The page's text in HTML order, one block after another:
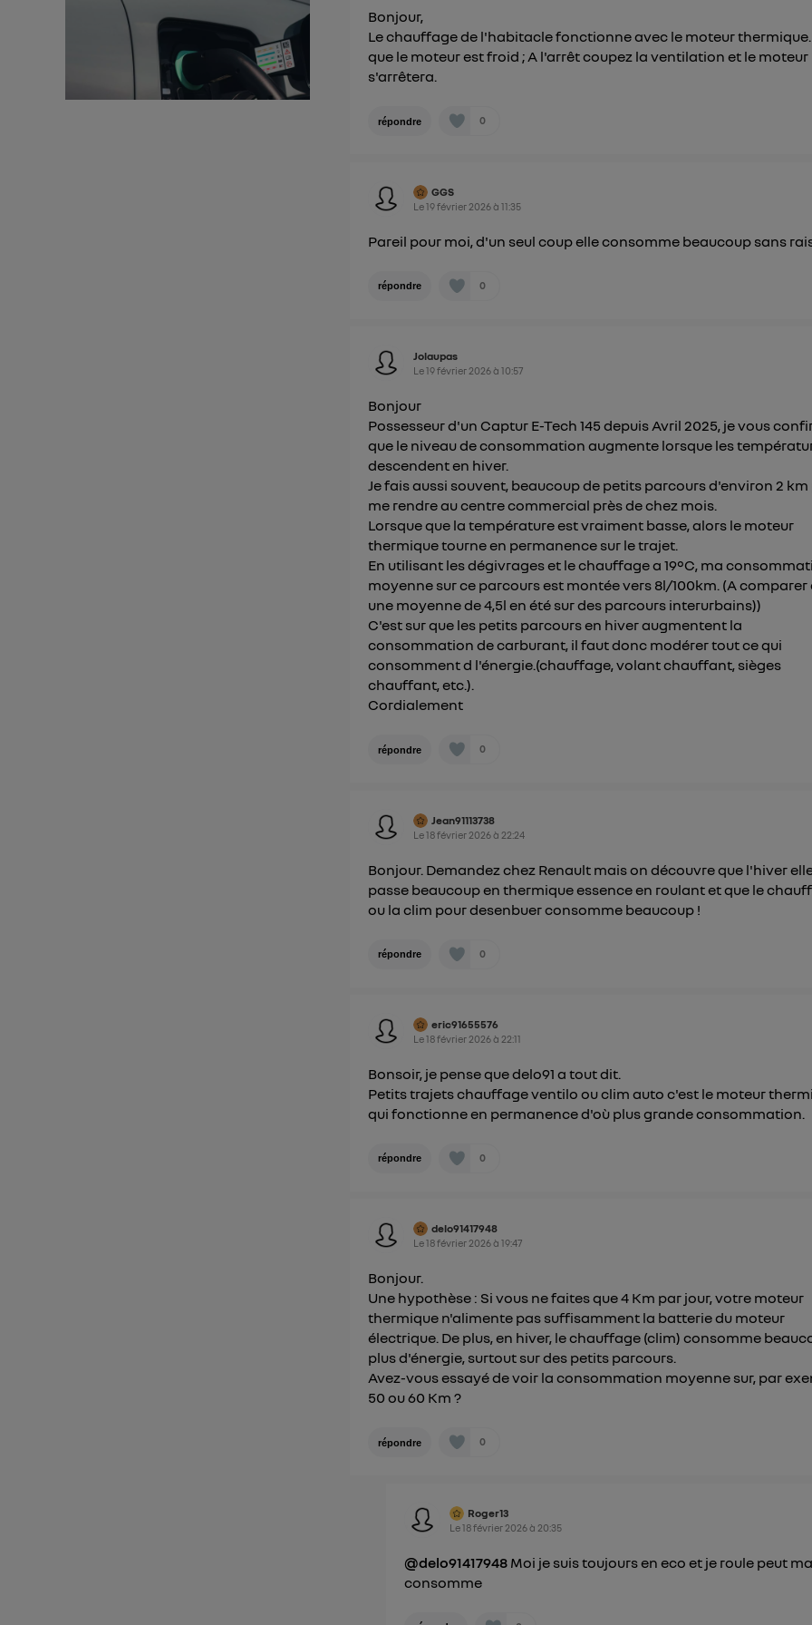
Bonjour,
Le chauffage de l'habitacle fonctionne avec le moteur
que le moteur est froid ; A l'arrêt coupez la ventilation et le moteur
s'arrêtera.
répondre 0
GGS
Le19 février 2026à11:35
Pareil pour moi, d'un seul coup elle consomme beaucoup sans
répondre 0
Jolaupas
Le19 février 2026à10:57
Bonjour
Possesseur d'un Captur E-Tech 145 depuis Avril 2025, je vous
que le niveau de consommation augmente lorsque les
descendent en hiver.
Je fais aussi souvent, beaucoup de petits parcours d'environ 2
me rendre au centre commercial près de chez mois.
Lorsque que la température est vraiment basse, alors le moteur
thermique tourne en permanence sur le trajet.
En utilisant les dégivrages et le chauffage a 19°C, ma
moyenne sur ce parcours est montée vers 8l/100km. (A comparer
une moyenne de 4,5l en été sur des parcours interurbains))
C'est sur que les petits parcours en hiver augmentent la
consommation de carburant, il faut donc modérer tout ce qui
consomment d l'énergie.(chauffage, volant chauffant, sièges
chauffant, etc.).
Cordialement
répondre 0
Jean91113738
Le18 février 2026à 22:24
Bonjour. Demandez chez Renault mais on découvre que l'hiver
passe beaucoup en thermique essence en roulant et que le
ou la clim pour desenbuer consomme beaucoup !
répondre 0
eric91655576
Le18 février 2026à 22:11
Bonsoir, je pense que delo91 a tout dit.
Petits trajets chauffage ventilo ou clim auto c'est le moteur
qui fonctionne en permanence d'où plus grande consommation.
répondre 0
delo91417948
Le18 février 2026à19:47
Bonjour.
Une hypothèse : Si vous ne faites que 4 Km par jour, votre moteur
thermique n'alimente pas suffisamment la batterie du moteur
électrique. De plus, en hiver, le chauffage (clim) consomme
plus d'énergie, surtout sur des petits parcours.
Avez-vous essayé de voir la consommation moyenne sur, par
50 ou 60 Km ?
répondre 0
Roger13
Le18 février 2026à 20:35
@delo91417948 Moi je suis toujours en eco et je roule peut
consomme
Pour une connexion mobile
Vous pouvez à tout moment retirer ce consentement surle portail